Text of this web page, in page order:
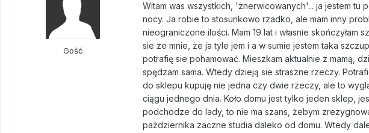
Gość
Witam was wszystkich, 'znerwicowanych'... ja jestem tu
nocy. Ja robie to stosunkowo rzadko, ale mam inny
nieograniczone ilości. Mam 19 lat i własnie skończyłam
sie ze mnie, że ja tyle jem i a w sumie jestem taka
potrafię sie pohamować. Mieszkam aktualnie z mamą,
spędzam sama. Wtedy dzieją sie straszne rzeczy.
do sklepu kupuję nie jedna czy dwie rzeczy, ale to
ciągu jednego dnia. Koło domu jest tylko jeden sklep,
podchodze do lady, to nie ma szans, żebym
pażdziernika zaczne studia daleko od domu. Wtedy